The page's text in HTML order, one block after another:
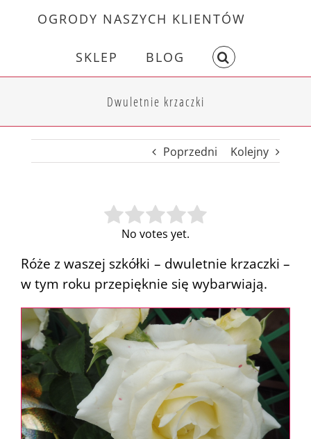
OGRODY NASZYCH KLIENTÓW
SKLEP BLOG
Dwuletnie krzaczki
Poprzedni Kolejny
No votes yet.
Róże z waszej szkółki – dwuletnie krzaczki –
w tym roku przepięknie się wybarwiają.